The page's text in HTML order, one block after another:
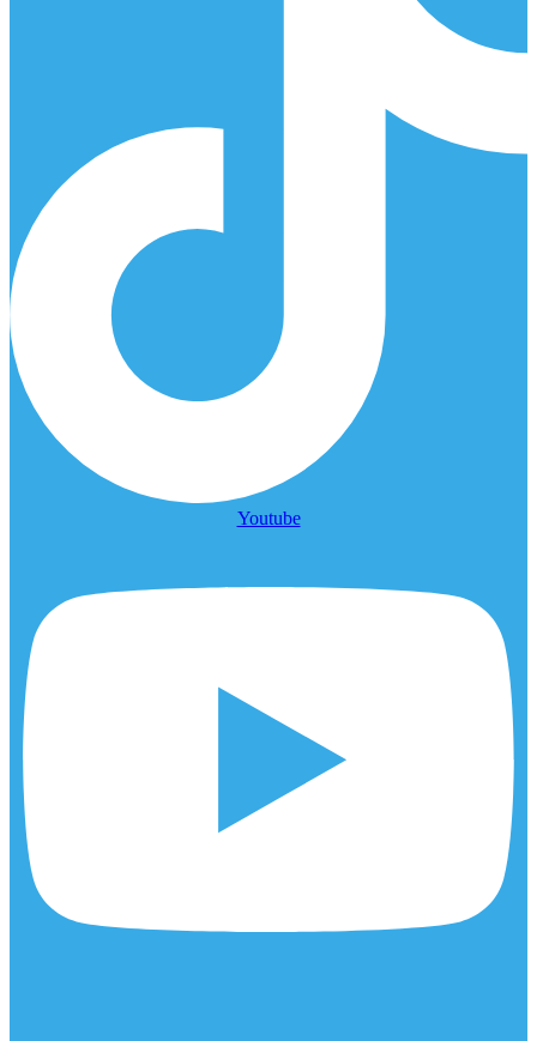
Youtube